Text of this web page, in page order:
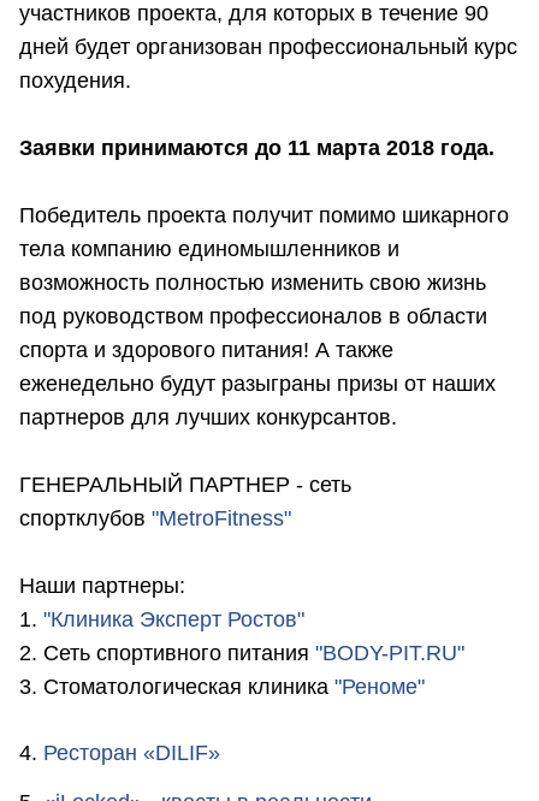
участников проекта, для которых в течение 90
дней будет организован профессиональный курс
похудения.
Заявки принимаются до 11 марта 2018 года.
Победитель проекта получит помимо шикарного
тела компанию единомышленников и
возможность полностью изменить свою жизнь
под руководством профессионалов в области
спорта и здорового питания! А также
еженедельно будут разыграны призы от наших
партнеров для лучших конкурсантов.
ГЕНЕРАЛЬНЫЙ ПАРТНЕР - сеть
спортклубов "MetroFitness"
Наши партнеры:
1. "Клиника Эксперт Ростов"
2. Сеть спортивного питания "BODY-PIT.RU"
3. Стоматологическая клиника "Реноме"
4. Ресторан «DILIF»